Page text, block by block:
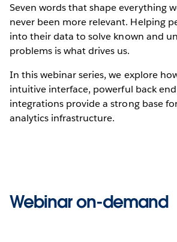
Seven words that shape everything
never been more relevant. Helping
into their data to solve known and
problems is what drives us.
In this webinar series, we explore
intuitive interface, powerful back
integrations provide a strong base
analytics infrastructure.
Webinar on-demand